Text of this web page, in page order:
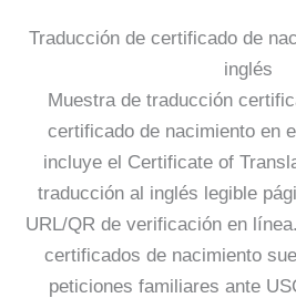
Traducción de certificado de
inglés
Muestra de traducción
certificado de nacimiento en
incluye el Certificate of
traducción al inglés legible
URL/QR de verificación en
certificados de nacimiento
peticiones familiares ante